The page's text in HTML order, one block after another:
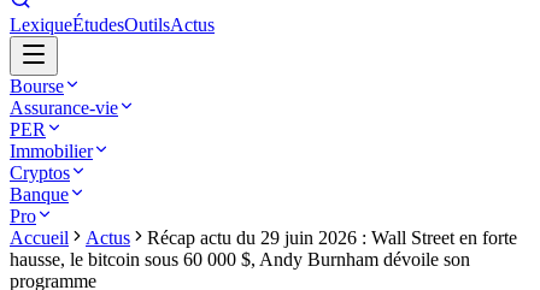
LexiqueÉtudesOutilsActus
Bourse
Assurance-vie
PER
Immobilier
Cryptos
Banque
Pro
Accueil
Actus
Récap actu du 29 juin 2026 : Wall Street en forte
hausse, le bitcoin sous 60 000 $, Andy Burnham dévoile son
programme